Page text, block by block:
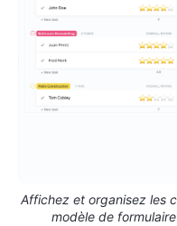
Affichez et organisez les
modèle de